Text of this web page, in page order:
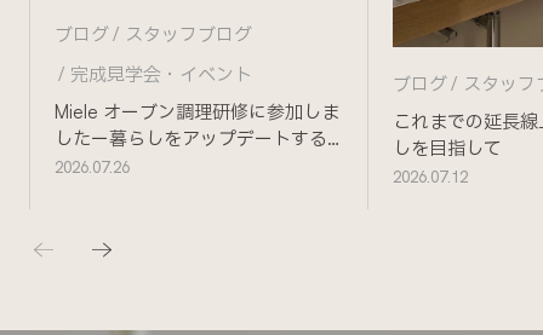
Miele オーブン調理研修に参加しま
したー暮らしをアップデートする
ためにー
ブログ
スタッフブログ
完成見学会・イベント
2026.07.26
これまでの延長
しを目指して
ブログ スタッフ
2026.07.12